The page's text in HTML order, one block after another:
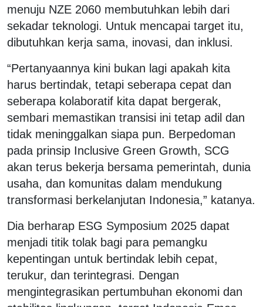
menuju NZE 2060 membutuhkan lebih dari
sekadar teknologi. Untuk mencapai target itu,
dibutuhkan kerja sama, inovasi, dan inklusi.
“Pertanyaannya kini bukan lagi apakah kita
harus bertindak, tetapi seberapa cepat dan
seberapa kolaboratif kita dapat bergerak,
sembari memastikan transisi ini tetap adil dan
tidak meninggalkan siapa pun. Berpedoman
pada prinsip Inclusive Green Growth, SCG
akan terus bekerja bersama pemerintah, dunia
usaha, dan komunitas dalam mendukung
transformasi berkelanjutan Indonesia,” katanya.
Dia berharap ESG Symposium 2025 dapat
menjadi titik tolak bagi para pemangku
kepentingan untuk bertindak lebih cepat,
terukur, dan terintegrasi. Dengan
mengintegrasikan pertumbuhan ekonomi dan